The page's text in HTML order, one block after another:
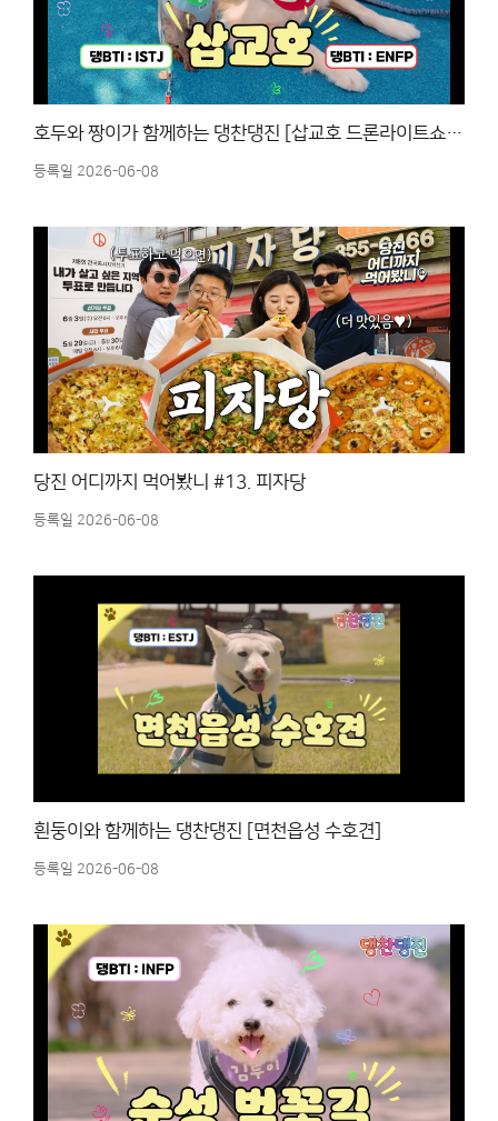
호두와 짱이가 함께하는 댕찬댕진 [삽교호 드론라이트쇼 & 댄싱스테이지in당진]
등록일 2026-06-08
당진 어디까지 먹어봤니 #13. 피자당
등록일 2026-06-08
흰둥이와 함께하는 댕찬댕진 [면천읍성 수호견]
등록일 2026-06-08